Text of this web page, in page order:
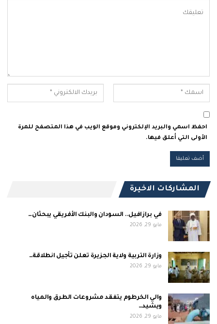
احفظ اسمي والبريد الإلكتروني وموقع الويب في هذا المتصفح للمرة
الأولى التي أعلق فيها.
المشاركات الاخيرة
في برازافيل.. السودان والبنك الأفريقي يبحثان…
مايو 29, 2026
وزارة التربية ولاية الجزيرة تعلن تأجيل انطلاقة…
مايو 29, 2026
والي الخرطوم يتفقد مشروعات الطرق والمياه
ويشيد…
مايو 29, 2026